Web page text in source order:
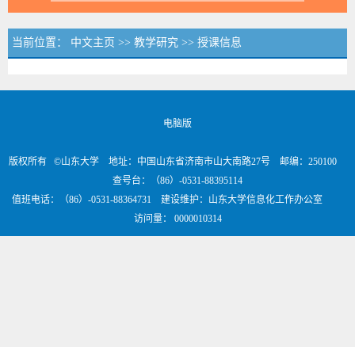
当前位置： 中文主页 >> 教学研究 >> 授课信息
电脑版
版权所有 ©山东大学 地址：中国山东省济南市山大南路27号 邮编：250100
查号台：（86）-0531-88395114
值班电话：（86）-0531-88364731 建设维护：山东大学信息化工作办公室
访问量： 0000010314